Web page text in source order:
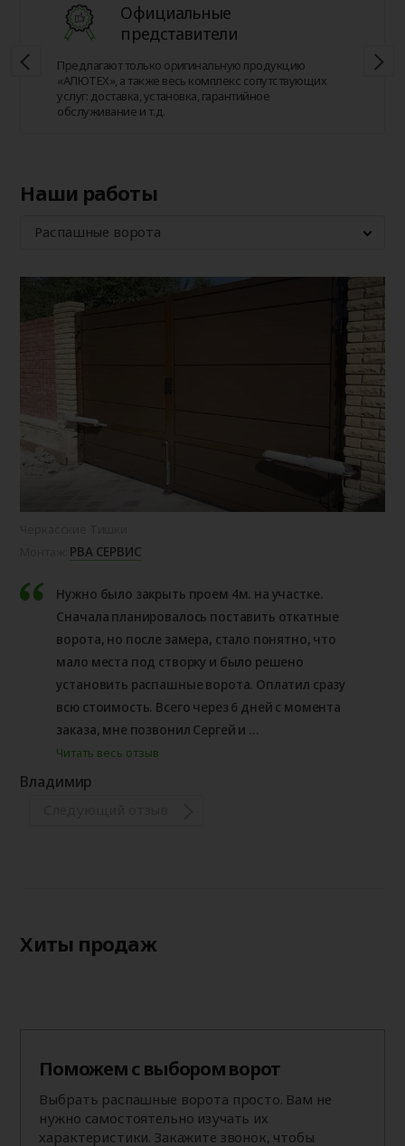
Официальные
представители
Предлагают только оригинальную продукцию
«АЛЮТЕХ», а также весь комплекс сопутствующих
услуг: доставка, установка, гарантийное
обслуживание и т.д.
Наши работы
Распашные ворота
РВА СЕРВИС
Нужно было закрыть проем 4м. на участке.
Сначала планировалось поставить откатные
ворота, но после замера, стало понятно, что
мало места под створку и было решено
установить распашные ворота. Оплатил сразу
всю стоимость. Всего через 6 дней с момента
заказа, мне позвонил Сергей и ...
Читать весь отзыв
Владимир
Хиты продаж
Поможем с выбором ворот
Выбрать распашные ворота просто. Вам не
нужно самостоятельно изучать их
характеристики. Закажите звонок, чтобы